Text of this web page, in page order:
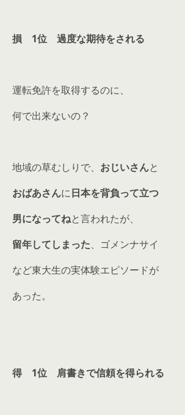
損 1位 過度な期待をされる
運転免許を取得するのに、
何で出来ないの？
地域の草むしりで、 おじいさんと
おばあさんに日本を背負って立つ
男になってねと言われたが、
留年してしまった、ゴメンナサイ
など東大生の実体験エピソードが
あった。
得 1位 肩書きで信頼を得られる